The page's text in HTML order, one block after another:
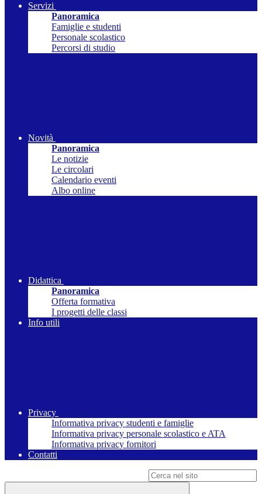
Servizi
Panoramica
Famiglie e studenti
Personale scolastico
Percorsi di studio
Novità
Panoramica
Le notizie
Le circolari
Calendario eventi
Albo online
Didattica
Panoramica
Offerta formativa
I progetti delle classi
Info utili
Privacy
Informativa privacy studenti e famiglie
Informativa privacy personale scolastico e ATA
Informativa privacy fornitori
Contatti